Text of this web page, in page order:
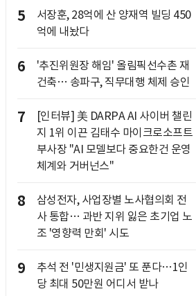
5
서장훈, 28억에 산 양재역 빌딩 450
억에 내놨다
6
'추진위원장 해임' 올림픽선수촌 재
건축… 송파구, 직무대행 체제 승인
7
[인터뷰] 美 DARPA AI 사이버 챌린
지 1위 이끈 김태수 마이크로소프트
부사장 "AI 모델보다 중요한건 운영
체계와 거버넌스"
8
삼성전자, 사업장별 노사협의회 전
사 통합… 과반 지위 잃은 초기업 노
조 '영향력 만회' 시도
9
추석 전 '민생지원금' 또 푼다…1인
당 최대 50만원 어디서 받나